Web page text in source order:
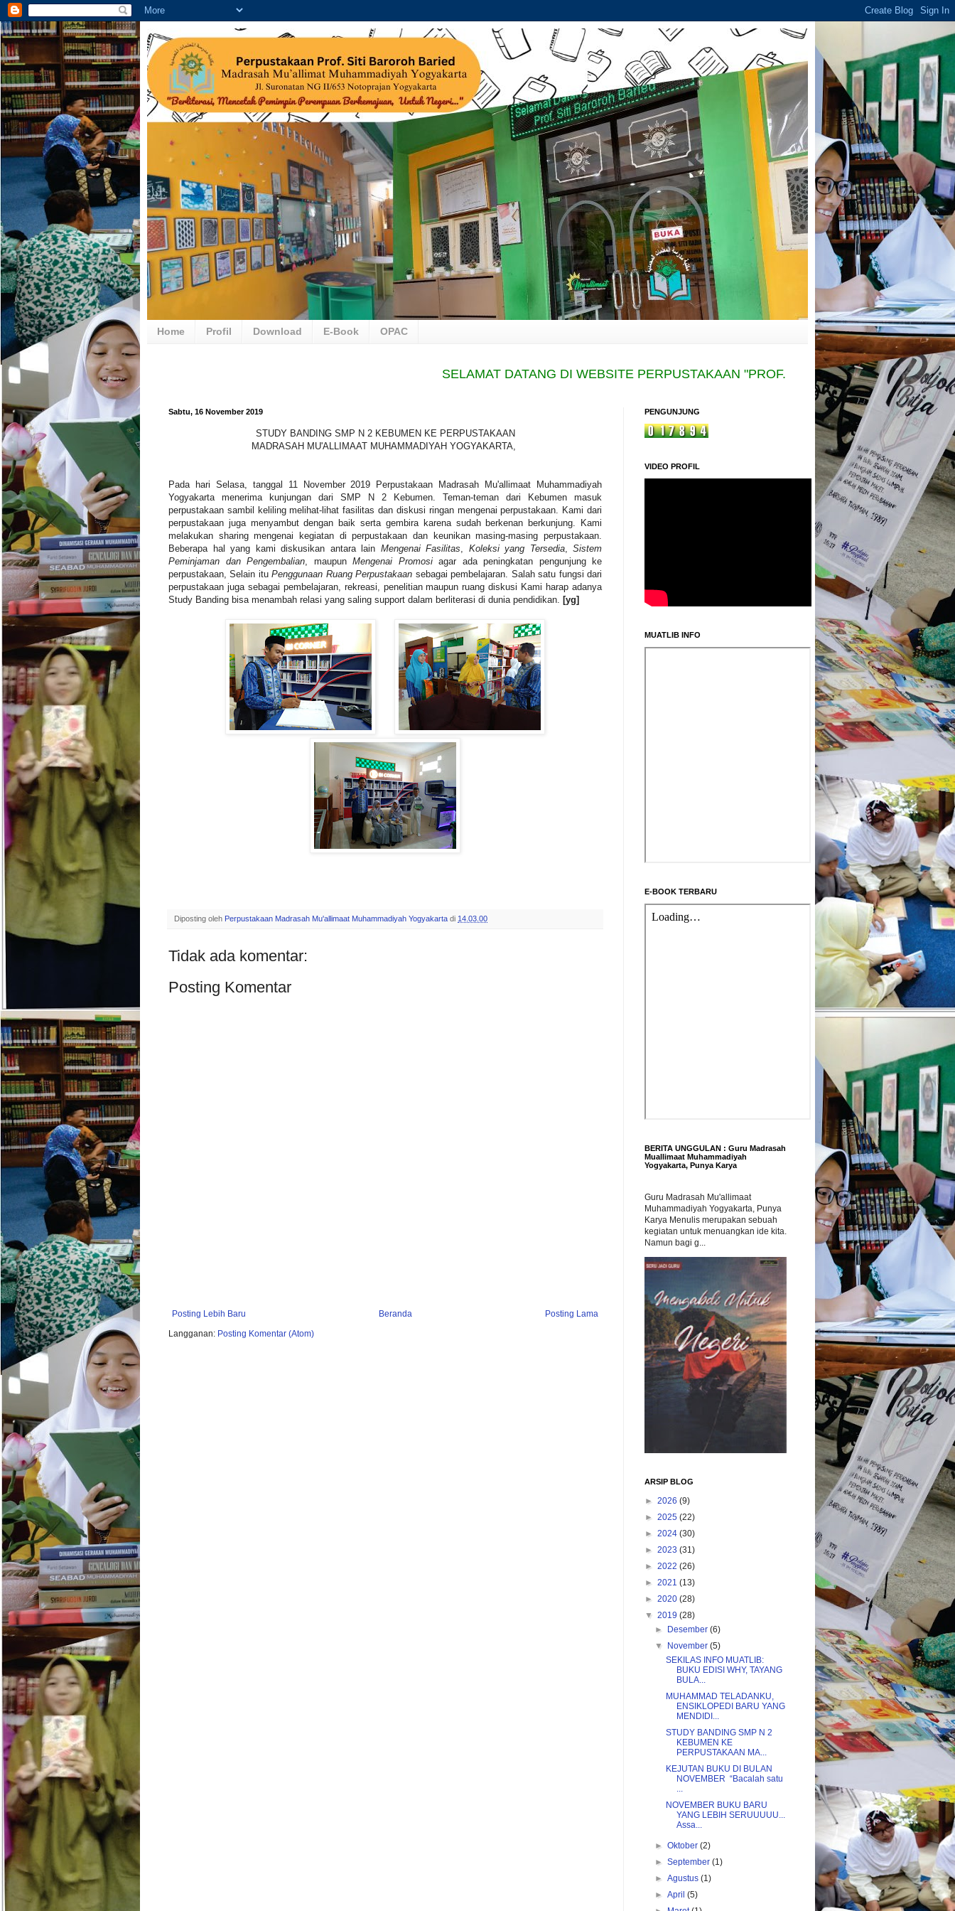
Home Profil Download E-Book OPAC
SELAMAT DATANG DI WEBSITE PERPUSTAKAAN "PROF. SITI BAROROH BARIED"
Sabtu, 16 November 2019
STUDY BANDING SMP N 2 KEBUMEN KE PERPUSTAKAAN
MADRASAH MU'ALLIMAAT MUHAMMADIYAH YOGYAKARTA,
Pada hari Selasa, tanggal 11 November 2019 Perpustakaan Madrasah Mu'allimaat Muhammadiyah
Yogyakarta menerima kunjungan dari SMP N 2 Kebumen. Teman-teman dari Kebumen masuk
perpustakaan sambil keliling melihat-lihat fasilitas dan diskusi ringan mengenai perpustakaan. Kami dari
perpustakaan juga menyambut dengan baik serta gembira karena sudah berkenan berkunjung. Kami
melakukan sharing mengenai kegiatan di perpustakaan dan keunikan masing-masing perpustakaan.
Beberapa hal yang kami diskusikan antara lain Mengenai Fasilitas Koleksi yang Tersedia, Sistem
Peminjaman dan Pengembalian , maupun Mengenai Promosiagar ada peningkatan pengunjung ke
perpustakaan, Selain ituPenggunaan Ruang Perpustakaan sebagai pembelajaran. Salah satu fungsi dari
perpustakaan juga sebagai pembelajaran, rekreasi, penelitian maupun ruang diskusi Kami harap adanya
Study Banding bisa menambah relasi yang saling support dalam berliterasi di dunia pendidikan.
[yg]
Diposting oleh Perpustakaan Madrasah Mu'allimaat Muhammadiyah Yogyakarta di 14.03.00
Tidak ada komentar:
Posting Komentar
Posting Lebih Baru Posting Lama
Beranda
Langganan: Posting Komentar (Atom)
PENGUNJUNG
VIDEO PROFIL
MUATLIB INFO
E-BOOK TERBARU
BERITA UNGGULAN : Guru Madrasah
Muallimaat Muhammadiyah
Yogyakarta, Punya Karya
Guru Madrasah Mu'allimaat
Muhammadiyah Yogyakarta, Punya
Karya Menulis merupakan sebuah
kegiatan untuk menuangkan ide kita.
Namun bagi g...
ARSIP BLOG
► 2026 (9)
► 2025 (22)
► 2024 (30)
► 2023 (31)
► 2022 (26)
► 2021 (13)
► 2020 (28)
▼ 2019 (28)
►
Desember(6)
▼
November(5)
SEKILAS INFO MUATLIB:
BUKU EDISI WHY, TAYANG
BULA...
MUHAMMAD TELADANKU,
ENSIKLOPEDI BARU YANG
MENDIDI...
STUDY BANDING SMP N 2
KEBUMEN KE
PERPUSTAKAAN MA...
KEJUTAN BUKU DI BULAN
NOVEMBER “Bacalah satu
...
NOVEMBER BUKU BARU
YANG LEBIH SERUUUUU...
Assa...
►Oktober(2)
►September(1)
►Agustus(1)
►April(5)